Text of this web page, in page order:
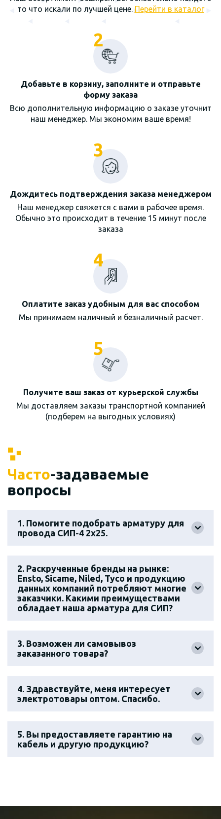
то что искали по лучшей цене. Перейти в каталог
2
Добавьте в корзину, заполните и отправьте
форму заказа
Всю дополнительную информацию о заказе уточнит
наш менеджер. Мы экономим ваше время!
3
Дождитесь подтверждения заказа менеджером
Наш менеджер свяжется с вами в рабочее время.
Обычно это происходит в течение 15 минут после
заказа
4
Оплатите заказ удобным для вас способом
Мы принимаем наличный и безналичный расчет.
5
Получите ваш заказ от курьерской службы
Мы доставляем заказы транспортной компанией
(подберем на выгодных условиях)
Часто-задаваемые
вопросы
1. Помогите подобрать арматуру для
провода СИП-4 2х25.
2. Раскрученные бренды на рынке:
Ensto, Sicame, Niled, Tyco и продукцию
данных компаний потребляют многие
заказчики. Какими преимуществами
обладает наша арматура для СИП?
3. Возможен ли самовывоз
заказанного товара?
4. Здравствуйте, меня интересует
электротовары оптом. Спасибо.
5. Вы предоставляете гарантию на
кабель и другую продукцию?